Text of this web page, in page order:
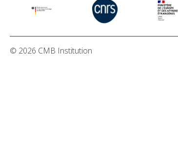
© 2026 CMB Institution